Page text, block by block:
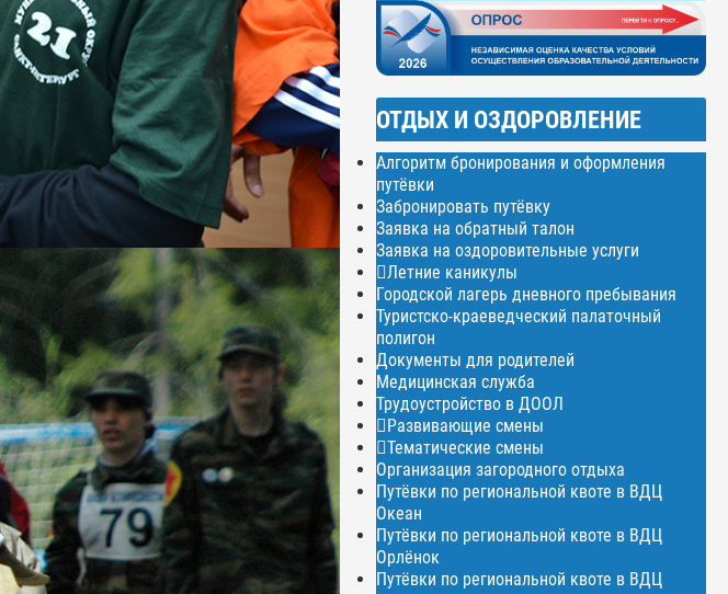
ОТДЫХ И ОЗДОРОВЛЕНИЕ
Алгоритм бронирования и оформления
путёвки
Забронировать путёвку
Заявка на обратный талон
Заявка на оздоровительные услуги
Летние каникулы
Городской лагерь дневного пребывания
Туристско-краеведческий палаточный
полигон
Документы для родителей
Медицинская служба
Трудоустройство в ДООЛ
Развивающие смены
Тематические смены
Организация загородного отдыха
Путёвки по региональной квоте в ВДЦ
Океан
Путёвки по региональной квоте в ВДЦ
Орлёнок
Путёвки по региональной квоте в ВДЦ